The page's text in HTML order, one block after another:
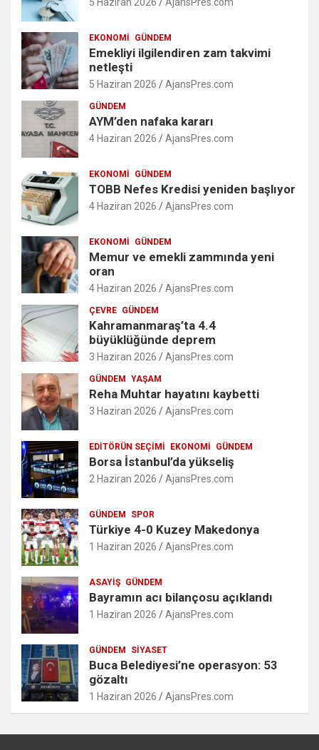
EKONOMI GÜNDEM
Emekliyi ilgilendiren zam takvimi
netleşti
5 Haziran 2026 AjansPres.com
GÜNDEM
AYM’den nafaka kararı
4 Haziran 2026 AjansPres.com
EKONOMI GÜNDEM
TOBB Nefes Kredisi yeniden başlıyor
4 Haziran 2026 AjansPres.com
EKONOMI GÜNDEM
Memur ve emekli zammında yeni
oran
4 Haziran 2026 AjansPres.com
ÇEVRE GÜNDEM
Kahramanmaraş’ta 4.4
büyüklüğünde deprem
3 Haziran 2026 AjansPres.com
GÜNDEM YAŞAM
Reha Muhtar hayatını kaybetti
3 Haziran 2026 AjansPres.com
EDITÖRÜN SEÇIMI EKONOMI GÜNDEM
Borsa İstanbul’da yükseliş
2 Haziran 2026 AjansPres.com
GÜNDEM SPOR
Türkiye 4-0 Kuzey Makedonya
1 Haziran 2026 AjansPres.com
ASAYIŞ GÜNDEM
Bayramın acı bilançosu açıklandı
1 Haziran 2026 AjansPres.com
GÜNDEM SIYASET
Buca Belediyesi’ne operasyon: 53
gözaltı
1 Haziran 2026 AjansPres.com